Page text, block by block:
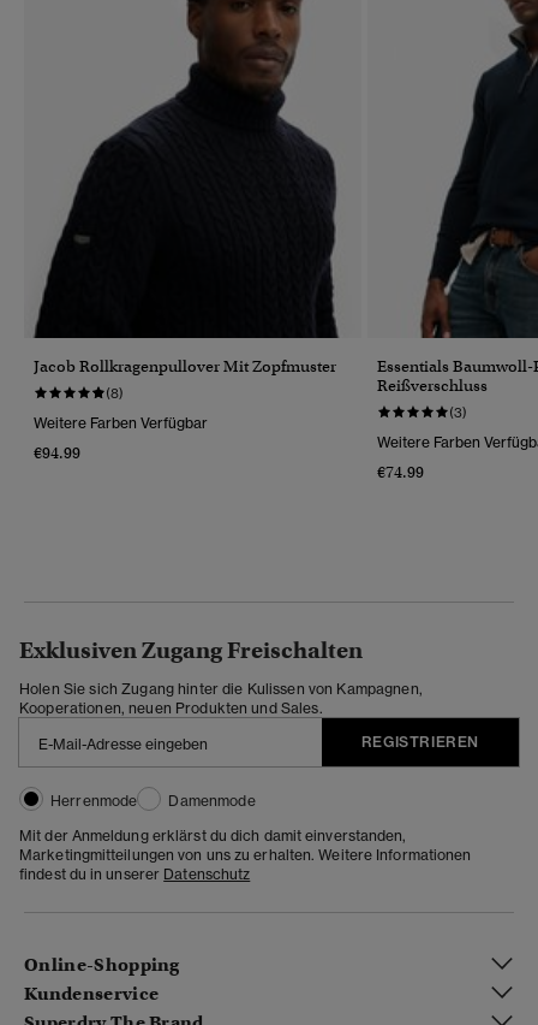
Jacob Rollkragenpullover Mit Zopfmuster
(8)
Weitere Farben Verfügbar
€94.99
Essentials
Reißverschluss
(3)
Weitere Farben
€74.99
Exklusiven Zugang Freischalten
Holen Sie sich Zugang hinter die Kulissen von Kampagnen,
Kooperationen, neuen Produkten und Sales.
REGISTRIEREN
Herrenmode
Damenmode
Mit der Anmeldung erklärst du dich damit einverstanden,
Marketingmitteilungen von uns zu erhalten. Weitere Informationen
findest du in unserer Datenschutz
Online-Shopping
Kundenservice